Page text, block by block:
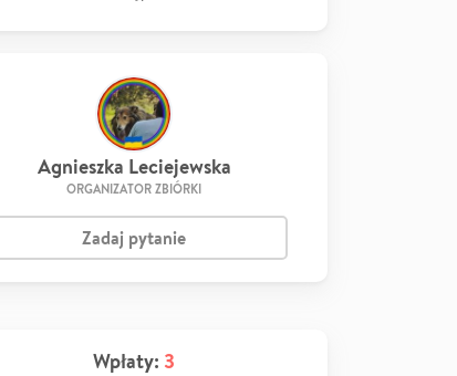
Agnieszka Leciejewska
ORGANIZATOR ZBIÓRKI
Zadaj pytanie
Wpłaty: 3